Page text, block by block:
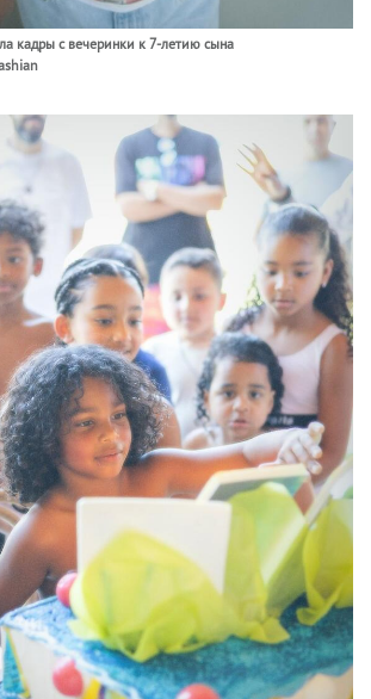
кадры с вечеринки к 7-летию сына